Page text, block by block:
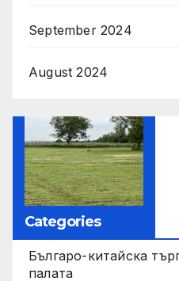
September 2024
August 2024
Categories
Българо-китайска
палата